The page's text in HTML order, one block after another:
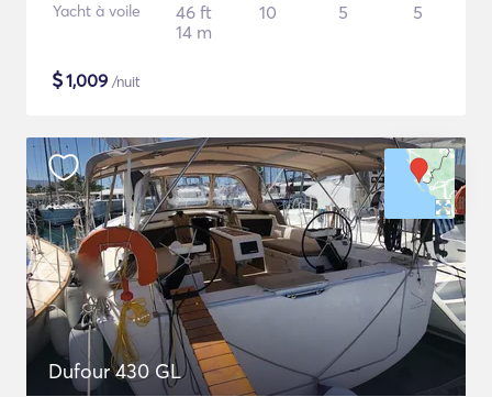
Yacht à voile
46 ft
14 m
10 5 5
$1,009 /nuit
Dufour 430 GL